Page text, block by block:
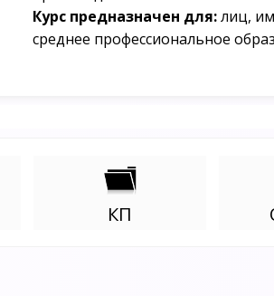
Курс предназначен для:лиц,
среднее профессиональное
КП